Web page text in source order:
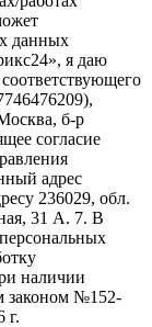
данных
я даю
б-р
согласие
адрес
236029, обл.
31 А. 7. В
наличии
законом №152-
г.